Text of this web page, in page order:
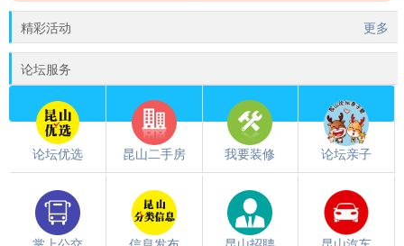
精彩活动 更多
论坛服务
论坛优选 昆山二手房 我要装修 论坛亲子